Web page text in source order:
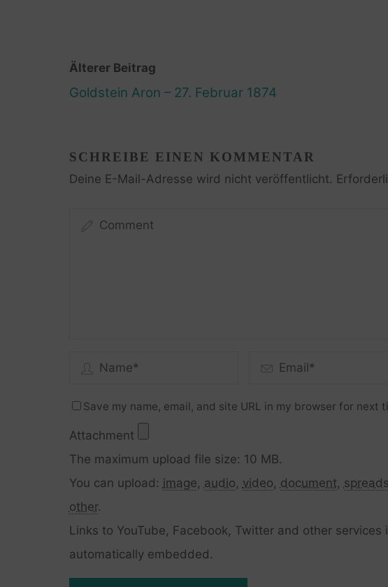
Älterer Beitrag
Goldstein Aron – 27. Februar 1874
SCHREIBE EINEN KOMMENTAR
Deine E-Mail-Adresse wird nicht veröffentlicht.
Save my name, email, and site URL in my browser for next
Attachment
The maximum upload file size: 10 MB.
You can upload: image, audio, video, document,
other.
Links to YouTube, Facebook, Twitter and other
automatically embedded.